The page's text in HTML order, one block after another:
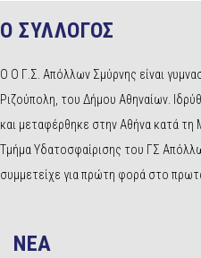
Ο ΣΥΛΛΟΓΟΣ
Ο Ο Γ.Σ. Απόλλων Σμύρνης είναι
Ριζούπολη, του Δήμου Αθηναίων.
και μεταφέρθηκε στην Αθήνα κατά
Τμήμα Υδατοσφαίρισης του ΓΣ
συμμετείχε για πρώτη φορά στο
NEA